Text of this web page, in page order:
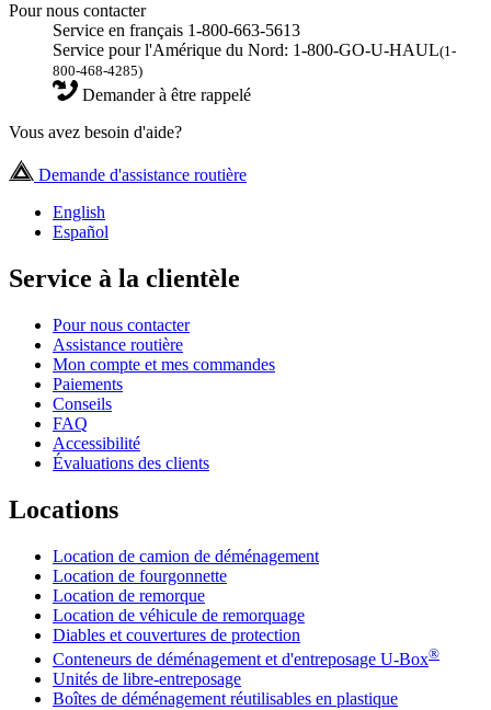
Pour nous contacter
Service en français 1-800-663-5613
Service pour l'Amérique du Nord: 1-800-GO-U-HAUL(1-
800-468-4285)
Demander à être rappelé
Vous avez besoin d'aide?
Demande d'assistance routière
English
Español
Service à la clientèle
Pour nous contacter
Assistance routière
Mon compte et mes commandes
Paiements
Conseils
FAQ
Accessibilité
Évaluations des clients
Locations
Location de camion de déménagement
Location de fourgonnette
Location de remorque
Location de véhicule de remorquage
Diables et couvertures de protection
Conteneurs de déménagement et d'entreposage U-Box®
Unités de libre-entreposage
Boîtes de déménagement réutilisables en plastique